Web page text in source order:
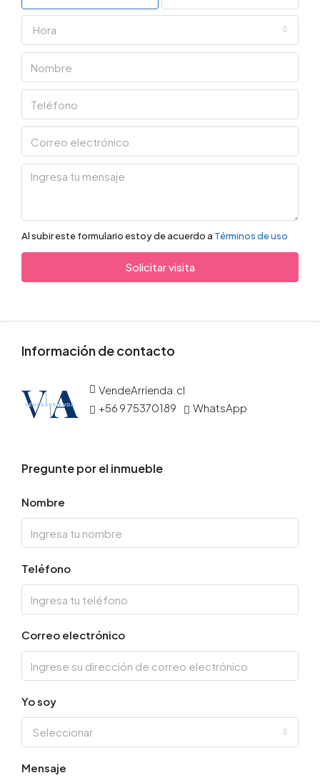
Hora
Al subir este formulario estoy de acuerdo a Términos de uso
Solicitar visita
Información de contacto
VendeArrienda.cl
+56 9 75370189
WhatsApp
Pregunte por el inmueble
Nombre
Teléfono
Correo electrónico
Yo soy
Seleccionar
Mensaje